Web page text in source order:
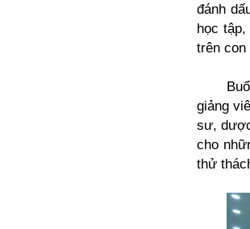
đánh
học
trên con
giảng
sư,
cho
thử